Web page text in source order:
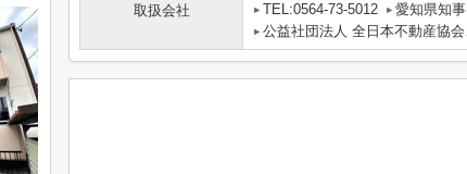
取扱会社
TEL:0564-73-5012
愛知県知
公益社団法人 全日本不動産協